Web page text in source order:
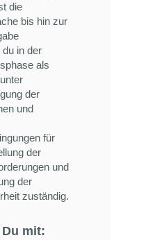
die
bis hin zur
in der
als
der
und
für
der
und
der
zuständig.
mit: